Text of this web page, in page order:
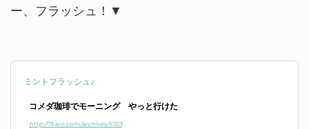
ー、フラッシュ！▼
ミントフラッシュ♪
コメダ珈琲でモーニング やっと行けた
http://7taro.com/archives/5723